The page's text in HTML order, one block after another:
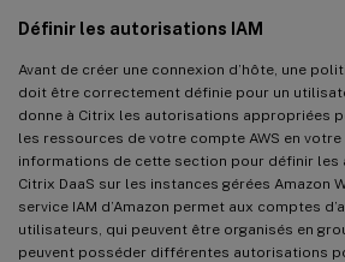
Définir les autorisations IAM
Avant de créer une connexion d’hôte, une
doit être correctement définie pour un
donne à Citrix les autorisations appropriées
les ressources de votre compte AWS en
informations de cette section pour définir les
Citrix DaaS sur les instances gérées Amazon
service IAM d’Amazon permet aux comptes
utilisateurs, qui peuvent être organisés en
peuvent posséder différentes autorisations